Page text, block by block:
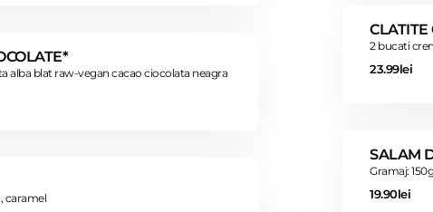
alba blat raw-vegan cacao ciocolata neagra
caramel
CLATITE
2 bucati
23.99lei
SALAM
Gramaj:
19.90lei